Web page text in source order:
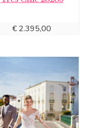
€2.395,00